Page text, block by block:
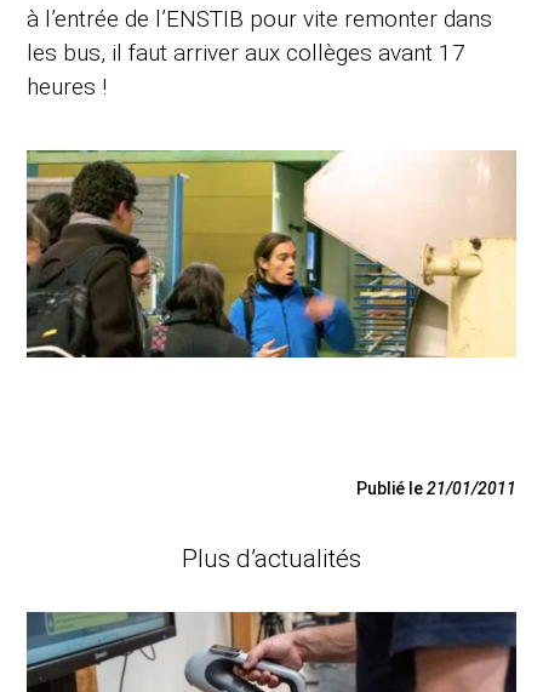
à l’entrée de l’ENSTIB pour vite remonter dans
les bus, il faut arriver aux collèges avant 17
heures !
Publié le21/01/2011
Plus d’actualités